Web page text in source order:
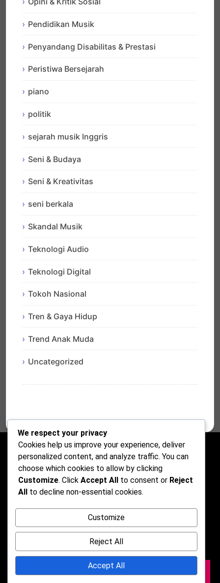
Pendidikan Musik
Penyandang Disabilitas & Prestasi
Peristiwa Bersejarah
piano
politik
sejarah musik Inggris
Seni & Budaya
Seni & Kreativitas
seni berkala
Skandal Musik
Teknologi Audio
Teknologi Digital
Tokoh Nasional
Tren & Gaya Hidup
Trend Anak Muda
Uncategorized
2026 © Darkmusic Blog Free Theme. Powered by
We respect your privacy
Cookies help us improve your experience, deliver
personalized content, and analyze traffic. You can
choose which cookies to allow by clicking
Customize. Click Accept All to consent or Reject
All to decline non-essential cookies.
Customize
Reject All
Accept All